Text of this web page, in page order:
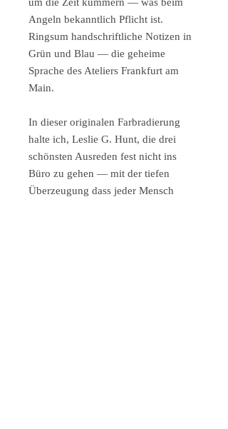
Angeln bekanntlich Pflicht ist.
Ringsum handschriftliche Notizen in
Grün und Blau — die geheime
Sprache des Ateliers Frankfurt am
Main.
In dieser originalen Farbradierung
halte ich, Leslie G. Hunt, die drei
schönsten Ausreden fest nicht ins
Büro zu gehen — mit der tiefen
Überzeugung dass jeder Mensch